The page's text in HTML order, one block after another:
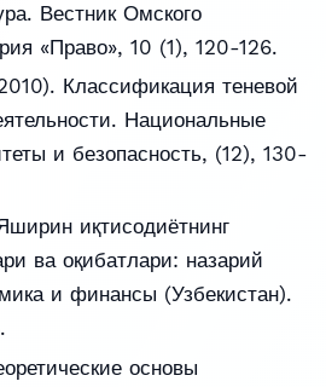
Вестник Омского
«Право», 10 (1), 120-126.
Классификация теневой
Национальные
и безопасность, (12), 130-
иқтисодиётнинг
ва оқибатлари: назарий
и финансы (Узбекистан).
основы